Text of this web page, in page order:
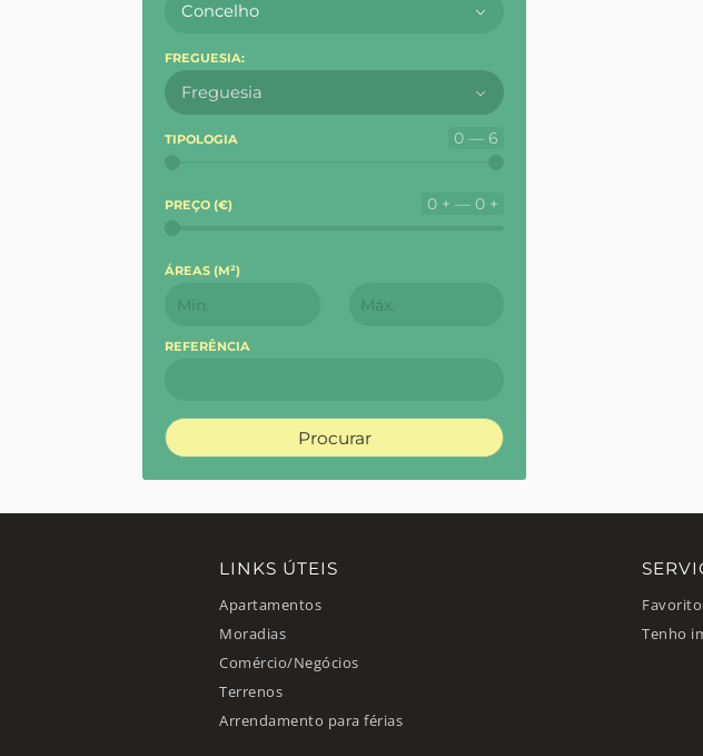
Concelho
FREGUESIA:
Freguesia
TIPOLOGIA 0 — 6
PREÇO (€) 0 + — 0 +
ÁREAS (M²)
REFERÊNCIA
Procurar
LINKS ÚTEIS
Apartamentos
Moradias
Comércio/Negócios
Terrenos
Arrendamento para férias
Tenho